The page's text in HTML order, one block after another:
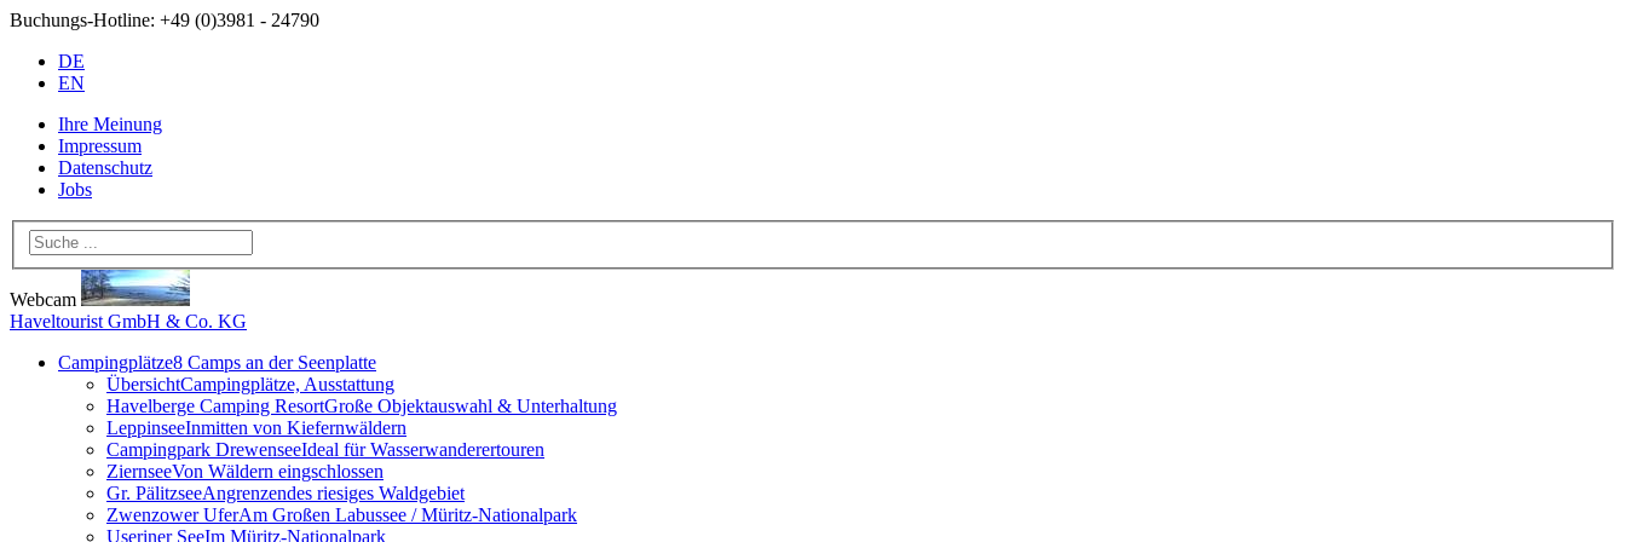
Buchungs-Hotline: +49 (0)3981 - 24790
DE
EN
Ihre Meinung
Impressum
Datenschutz
Jobs
Webcam
Haveltourist GmbH & Co. KG
Campingplätze8 Camps an der Seenplatte
ÜbersichtCampingplätze, Ausstattung
Havelberge Camping ResortGroße Objektauswahl & Unterhaltung
LeppinseeInmitten von Kiefernwäldern
Campingpark DrewenseeIdeal für Wasserwanderertouren
ZiernseeVon Wäldern eingschlossen
Gr. PälitzseeAngrenzendes riesiges Waldgebiet
Zwenzower UferAm Großen Labussee / Müritz-Nationalpark
Useriner SeeIm Müritz-Nationalpark